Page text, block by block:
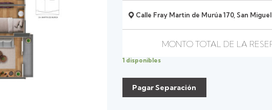
Calle Fray Martin de Murúa 170, San Miguel
1 disponibles
Pagar Separación